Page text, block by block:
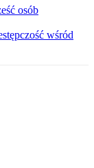
osób
wśród